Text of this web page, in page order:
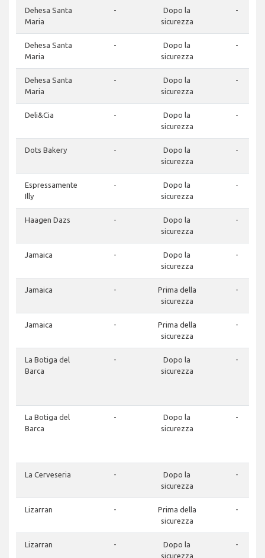
Dehesa Santa
Maria
-
Dopo la
sicurezza
-
Dehesa Santa
Maria
-
Dopo la
sicurezza
-
Dehesa Santa
Maria
-
Dopo la
sicurezza
-
Deli&Cia -
Dopo la
sicurezza
-
Dots Bakery -
Dopo la
sicurezza
-
Espressamente
Illy
-
Dopo la
sicurezza
-
Haagen Dazs -
Dopo la
sicurezza
-
Jamaica -
Dopo la
sicurezza
-
Jamaica -
Prima della
sicurezza
-
Jamaica -
Prima della
sicurezza
-
La Botiga del
Barca
-
Dopo la
sicurezza
-
La Botiga del
Barca
-
Dopo la
sicurezza
-
La Cerveseria -
Dopo la
sicurezza
-
Lizarran -
Prima della
sicurezza
-
Lizarran -
Dopo la
sicurezza
-